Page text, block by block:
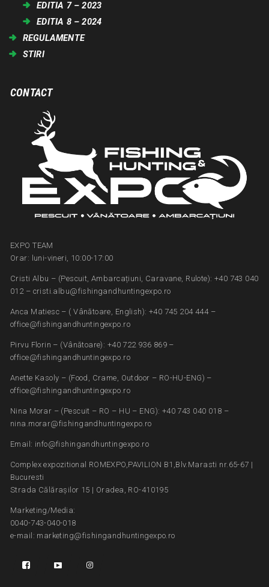
EDITIA 7 – 2023
EDITIA 8 – 2024
REGULAMENTE
STIRI
CONTACT
EXPO TEAM
Orar: luni-vineri, 10:00-17:00
Cristi Albu – (Pescuit, Ambarcațiuni, Caravane, Rulote): +40 743 040
012 – cristi.albu@fishingandhuntingexpo.ro
Anca Matiesc – ( Vânătoare, English): +40 745 204 444 –
office@fishingandhuntingexpo.ro
Pirvu Florin – (Vânătoare): +40 722 936 869 –
office@fishingandhuntingexpo.ro
Anette Kasoly – (Food, Crame, Outdoor – RO-HU-ENG) –
office@fishingandhuntingexpo.ro
Nina Morar – (Pescuit – RO – HU – ENG): +40 743 040 018 –
nina.morar@fishingandhuntingexpo.ro
Email: info@fishingandhuntingexpo.ro
Complex expozitional ROMEXPO,PAVILION B1,Blv.Marasti nr.65-67 |
Bucuresti
Strada Călărașilor 15 | Oradea, RO-410195
Marketing/Media:
0040-743-040-018
e-mail: marketing@fishingandhuntingexpo.ro